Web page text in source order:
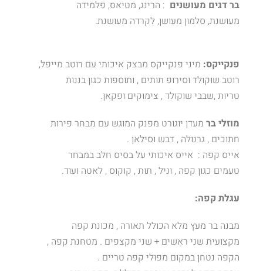
בר דגים מעושנים : הרינג, מטיאס, פלמידה
מעושנת, סלמון מעושן, לקרדה מעושנת.
פנקייקס: מיני פנקייקס מבצק איכותי עם רוטב מייפל,
רוטב שוקולד וסירופ תותים , ותוספות כגון בננות
טריות ,שבבי שוקולד , צימוקים ופקאן.
מוזלי בר מעדן יוגורט מפנק המוגש עם מבחר פירות
חתוכים , גרנולה , דבש וסילאן .
אייס קפה : אייס איכותי על בסיס חלב במבחר
טעמים כגון קפה , וניל , תות , קוקוס , לאטה ועוד.
עגלת קפה:
מבנה בר מעץ מלא הכולל תאורה , מכונת קפה
מקצועית שני ראשים + שני מקצפים . מטחנת קפה ,
הקפה נטחן במקום מפולי קפה טריים .